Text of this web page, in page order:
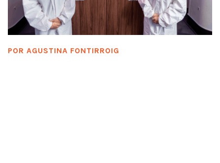
POR AGUSTINA FONTIRROIG